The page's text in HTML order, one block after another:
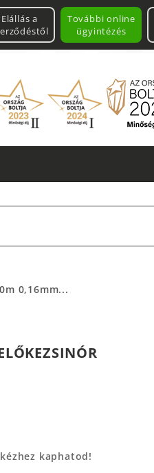
További online
ügyintézés
Elállás a
0,16mm...
kaphatod!